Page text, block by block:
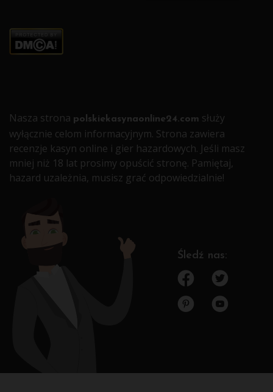
Śledź nas:
Nasza strona polskiekasynaonline24.com służy
wyłącznie celom informacyjnym. Strona zawiera
recenzje kasyn online i gier hazardowych. Jeśli masz
mniej niż 18 lat prosimy opuścić stronę. Pamiętaj,
hazard uzależnia, musisz grać odpowiedzialnie!